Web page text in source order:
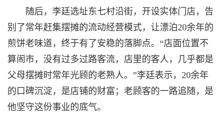
随后，李廷选址东七村沿街，开设实体门店，告
别了常年赶集摆摊的流动经营模式，让漂泊20余年的
煎饼老味道，终于有了安稳的落脚点。“店面位置不
算闹市，没有过多过路客流，店里的客人，几乎都是
父母摆摊时常年光顾的老熟人。”李廷表示，20余年
的口碑沉淀，是店铺的财富；老顾客的一路追随，是
他坚守这份事业的底气。